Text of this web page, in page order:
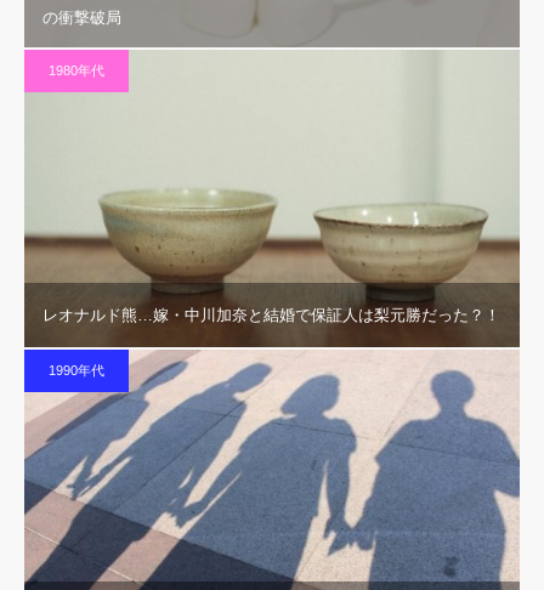
の衝撃破局
1980年代
レオナルド熊…嫁・中川加奈と結婚で保証人は梨元勝だった？！
1990年代